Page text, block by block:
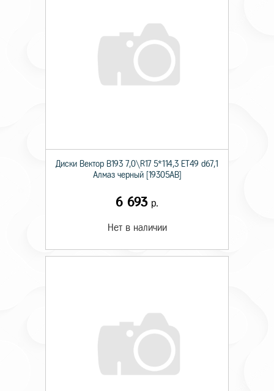
Диски Вектор В193 7,0\R17 5*114,3 ET49 d67,1
Алмаз черный [19305AB]
6 693 р.
Нет в наличии